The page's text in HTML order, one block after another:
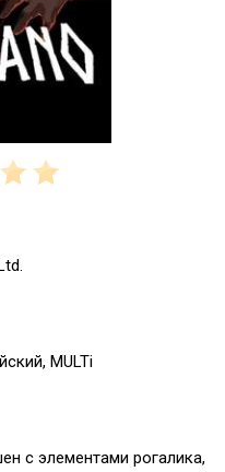
MULTi
с элементами рогалика,